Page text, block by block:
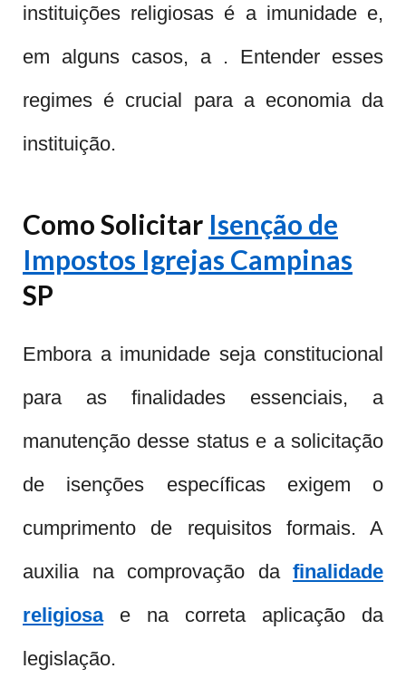
instituições religiosas é a imunidade e,
em alguns casos, a . Entender esses
regimes é crucial para a economia da
instituição.
Como Solicitar Isenção de
Impostos Igrejas Campinas
SP
Embora a imunidade seja constitucional
para as finalidades essenciais, a
manutenção desse status e a solicitação
de isenções específicas exigem o
cumprimento de requisitos formais. A
auxilia na comprovação da finalidade
religiosae na correta aplicação da
legislação.